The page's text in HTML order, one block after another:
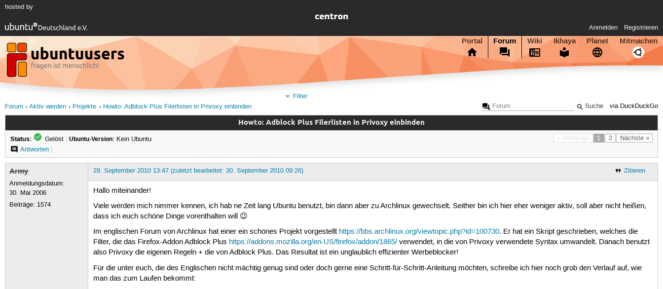
hosted by
Anmelden Registrieren
Portal Forum Wiki Ikhaya Planet Mitmachen
via DuckDuckGo
Filter
Forum
Aktiv werden Projekte Howto: Adblock Plus Filerlisten in Privoxy einbinden
Howto: Adblock Plus Filerlisten in Privoxy einbinden
« Vorherige 1 2 Nächste »
Status: Gelöst | Ubuntu-Version: Kein Ubuntu
Antworten|
Army
Anmeldungsdatum:
30. Mai 2006
Beiträge: 1574
Zitieren
29. September 2010 13:47 (zuletzt bearbeitet: 30. September 2010 09:26)
Hallo miteinander!
Viele werden mich nimmer kennen, ich hab ne Zeit lang Ubuntu benutzt, bin dann aber zu Archlinux gewechselt. Seither bin ich hier eher weniger aktiv, soll aber nicht heißen,
dass ich euch schöne Dinge vorenthalten will 😉
Im englischen Forum von Archlinux hat einer ein schönes Projekt vorgestellt https://bbs.archlinux.org/viewtopic.php?id=100730. Er hat ein Skript geschrieben, welches die
Filter, die das Firefox-Addon Adblock Plus https://addons.mozilla.org/en-US/firefox/addon/1865/verwendet, in die von Privoxy verwendete Syntax umwandelt. Danach benutzt
also Privoxy die eigenen Regeln + die von Adblock Plus. Das Resultat ist ein unglaublich effizienter Werbeblocker!
Für die unter euch, die des Englischen nicht mächtig genug sind oder doch gerne eine Schritt-für-Schritt-Anleitung möchten, schreibe ich hier noch grob den Verlauf auf, wie
man das zum Laufen bekommt: